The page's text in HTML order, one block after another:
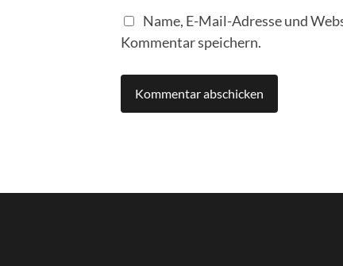
Name, E-Mail-Adresse und
Kommentar speichern.